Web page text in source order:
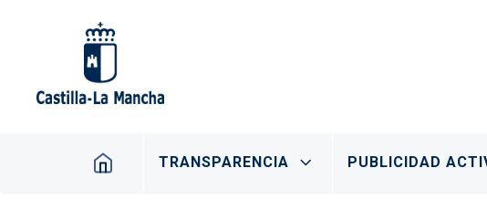
Navegación principal
TRANSPARENCIA PUBLICIDAD